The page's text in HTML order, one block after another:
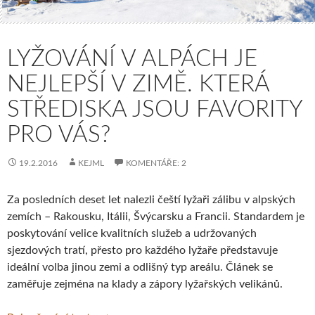
LYŽOVÁNÍ V ALPÁCH JE
NEJLEPŠÍ V ZIMĚ. KTERÁ
STŘEDISKA JSOU FAVORITY
PRO VÁS?
19.2.2016 KEJML KOMENTÁŘE: 2
Za posledních deset let nalezli čeští lyžaři zálibu v alpských
zemích – Rakousku, Itálii, Švýcarsku a Francii. Standardem je
poskytování velice kvalitních služeb a udržovaných
sjezdových tratí, přesto pro každého lyžaře představuje
ideální volba jinou zemi a odlišný typ areálu. Článek se
zaměřuje zejména na klady a zápory lyžařských velikánů.